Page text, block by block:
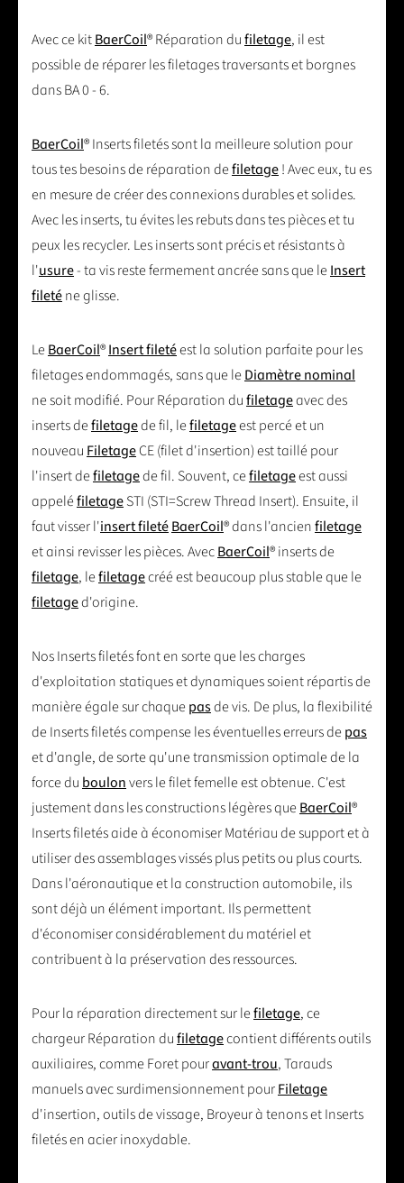
Avec ce kitBaerCoil® Réparation dufiletage, il est
possible de réparer les filetages traversants et borgnes
dans BA 0 - 6.
BaerCoil® Inserts filetés sont la meilleure solution pour
tous tes besoins de réparation defiletage! Avec eux, tu es
en mesure de créer des connexions durables et solides.
Avec les inserts, tu évites les rebuts dans tes pièces et tu
peux les recycler. Les inserts sont précis et résistants à
l'usure- ta vis reste fermement ancrée sans que leInsert
fileténe glisse.
LeBaerCoil®Insert filetéest la solution parfaite pour les
filetages endommagés, sans que leDiamètre nominal
ne soit modifié. Pour Réparation dufiletageavec des
inserts defiletagede fil, lefiletageest percé et un
nouveau FiletageCE (filet d'insertion) est taillé pour
l'insert defiletagede fil. Souvent, cefiletageest aussi
appeléfiletageSTI (STI=Screw Thread Insert). Ensuite, il
faut visser l'insert filetéBaerCoil® dans l'ancienfiletage
et ainsi revisser les pièces. AvecBaerCoil® inserts de
filetage, lefiletagecréé est beaucoup plus stable que le
filetaged'origine.
Nos Inserts filetés font en sorte que les charges
d'exploitation statiques et dynamiques soient répartis de
manière égale sur chaquepasde vis. De plus, la flexibilité
de Inserts filetés compense les éventuelles erreurs depas
et d'angle, de sorte qu'une transmission optimale de la
force du boulonvers le filet femelle est obtenue. C'est
justement dans les constructions légères queBaerCoil®
Inserts filetés aide à économiser Matériau de support et à
utiliser des assemblages vissés plus petits ou plus courts.
Dans l'aéronautique et la construction automobile, ils
sont déjà un élément important. Ils permettent
d'économiser considérablement du matériel et
contribuent à la préservation des ressources.
Pour la réparation directement sur lefiletage, ce
chargeur Réparation dufiletagecontient différents outils
auxiliaires, comme Foret pouravant-trou, Tarauds
manuels avec surdimensionnement pourFiletage
d'insertion, outils de vissage, Broyeur à tenons et Inserts
filetés en acier inoxydable.